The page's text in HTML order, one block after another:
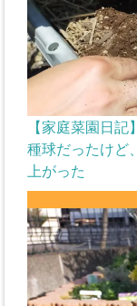
【家庭菜園日
種球だったけど
上がった